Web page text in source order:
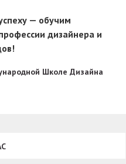
— обучим
дизайнера и
Школе Дизайна